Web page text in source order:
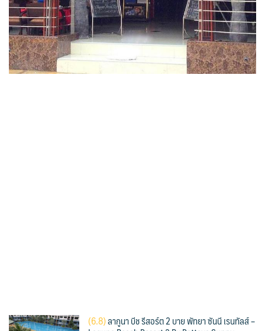
(6.8)ลากูนา บีช รีสอร์ต 2 บาย พัทยา ซันนี เรนทัลส์ –